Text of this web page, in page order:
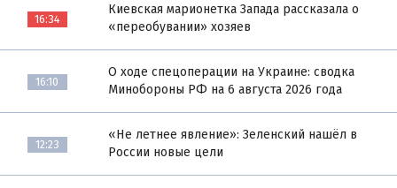
16:34
Киевская марионетка Запада рассказала о
«переобувании» хозяев
16:10
О ходе спецоперации на Украине: сводка
Минобороны РФ на 6 августа 2026 года
12:23
«Не летнее явление»: Зеленский нашёл в
России новые цели